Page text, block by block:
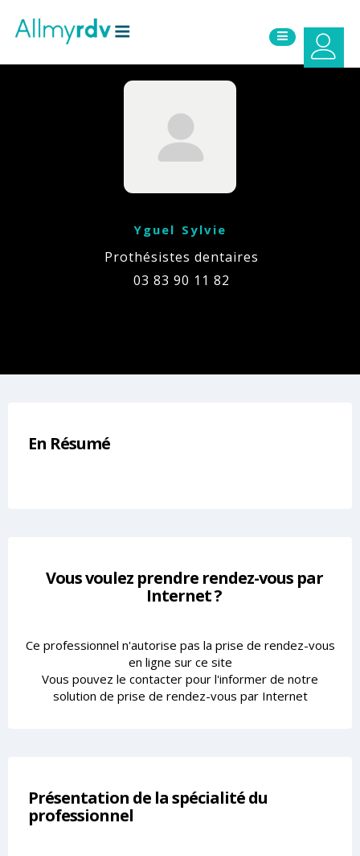
Yguel Sylvie
Prothésistes dentaires
03 83 90 11 82
En Résumé
Vous voulez prendre rendez-vous par
Internet ?
Ce professionnel n'autorise pas la prise de rendez-vous
en ligne sur ce site
Vous pouvez le contacter pour l'informer de notre
solution de prise de rendez-vous par Internet
Présentation de la spécialité du
professionnel